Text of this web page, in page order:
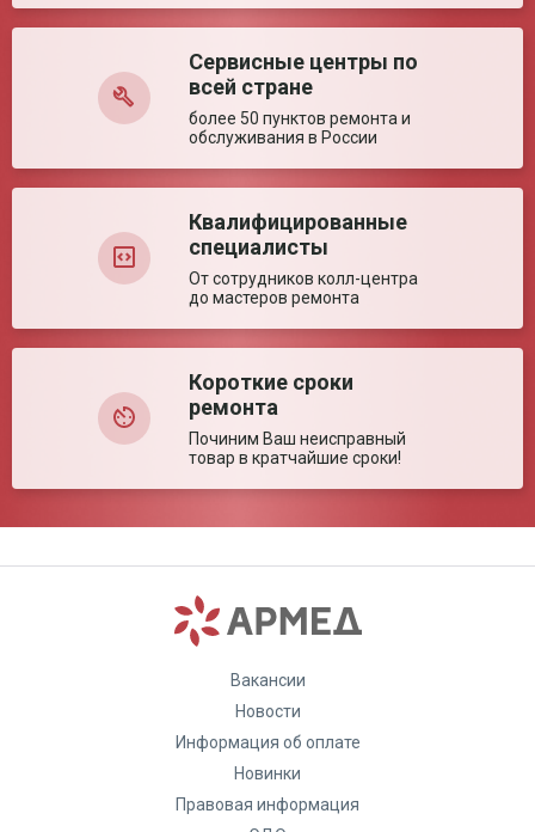
наконечника
Оставить отзыв
Сервисные центры по
всей стране
более 50 пунктов ремонта и
обслуживания в России
Квалифицированные
специалисты
От сотрудников колл-центра
до мастеров ремонта
Короткие сроки
ремонта
Починим Ваш неисправный
товар в кратчайшие сроки!
Вакансии
Новости
Информация об оплате
Новинки
Правовая информация